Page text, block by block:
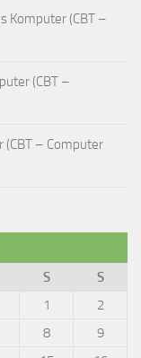
Komputer (CBT –
(CBT –
(CBT – Computer
S
S
1
2
8
9